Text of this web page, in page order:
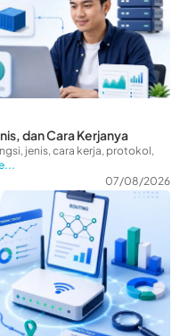
dan Cara Kerjanya
jenis, cara kerja, protokol,
07/08/2026